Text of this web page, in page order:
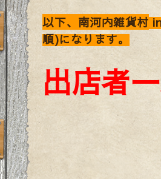
以下、南河内雑貨村
順)になります。
出店者